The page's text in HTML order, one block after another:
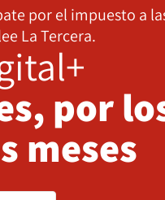
por el impuesto a
La Tercera.
por
meses